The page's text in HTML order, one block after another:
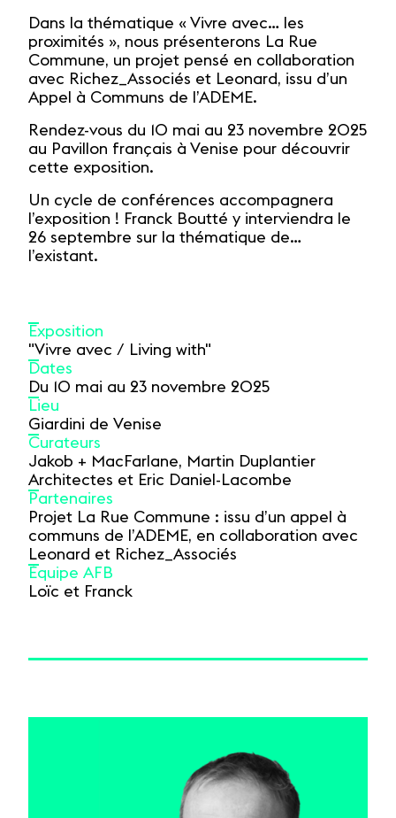
Dans la thématique « Vivre avec… les
proximités », nous présenterons La Rue
Commune, un projet pensé en collaboration
avec Richez_Associés et Leonard, issu d’un
Appel à Communs de l’ADEME.
Rendez-vous du 10 mai au 23 novembre 2025
au Pavillon français à Venise pour découvrir
cette exposition.
Un cycle de conférences accompagnera
l’exposition ! Franck Boutté y interviendra le
26 septembre sur la thématique de…
l’existant.
Exposition
"Vivre avec / Living with"
Dates
Du 10 mai au 23 novembre 2025
Lieu
Giardini de Venise
Curateurs
Jakob + MacFarlane, Martin Duplantier
Architectes et Eric Daniel-Lacombe
Partenaires
Projet La Rue Commune : issu d’un appel à
communs de l’ADEME, en collaboration avec
Leonard et Richez_Associés
Équipe AFB
Loïc et Franck